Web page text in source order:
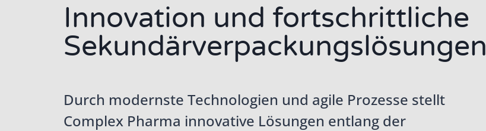
Innovation und fortschrittliche
Sekundärverpackungslösungen
Durch modernste Technologien und agile Prozesse stellt
Complex Pharma innovative Lösungen entlang der